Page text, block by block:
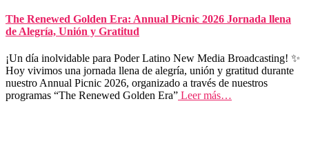
The Renewed Golden Era: Annual Picnic 2026 Jornada llena
de Alegría, Unión y Gratitud
¡Un día inolvidable para Poder Latino New Media Broadcasting! ✨
Hoy vivimos una jornada llena de alegría, unión y gratitud durante
nuestro Annual Picnic 2026, organizado a través de nuestros
programas “The Renewed Golden Era” Leer más…